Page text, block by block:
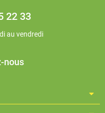
22 33
au vendredi
nous